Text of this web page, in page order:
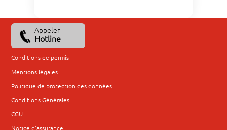
Appeler
Hotline
Conditions de permis
Mentions légales
Politique de protection des données
Conditions Générales
CGU
Notice d'assurance